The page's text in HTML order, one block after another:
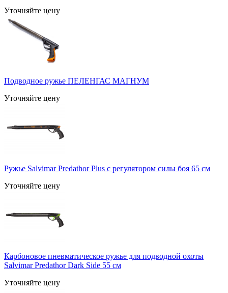
Уточняйте цену
Подводное ружье ПЕЛЕНГАС МАГНУМ
Уточняйте цену
Ружье Salvimar Predathor Plus с регулятором силы боя 65 см
Уточняйте цену
Карбоновое пневматическое ружье для подводной охоты
Salvimar Predathor Dark Side 55 см
Уточняйте цену